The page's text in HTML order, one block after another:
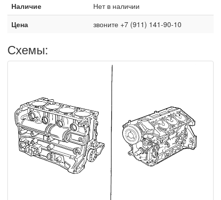
Наличие
Нет в наличии
Цена
звоните +7 (911) 141-90-10
Схемы: